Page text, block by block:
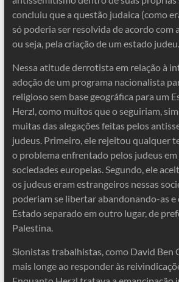
concluiu que a questão judaica (como
só poderia ser resolvida de acordo com
ou seja, pela criação de um estado judeu.
Nessa atitude derrotista em relação à
adoção de um programa nacionalista
religioso sem base geográfica para um
Herzl, como muitos que o seguiriam,
muitas das alegações feitas pelos
judeus. Primeiro, ele rejeitou qualquer
o problema enfrentado pelos judeus
sociedades europeias. Segundo, ele
os judeus eram estrangeiros nessas
poderiam se libertar abandonando-as e
Estado separado em outro lugar, de
Palestina.
Sionistas trabalhistas, como David Ben
mais longe ao responder às